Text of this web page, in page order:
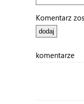
Komentarz
komentarze